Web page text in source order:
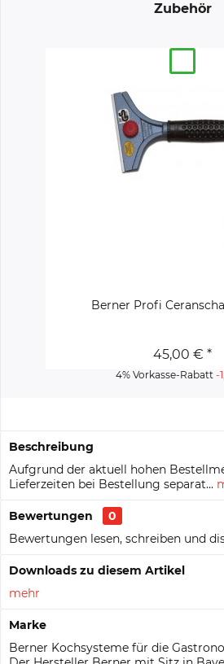
Zubehör
Berner Profi
45,00 € *
4% Vorkasse-Rabatt -
Beschreibung
Aufgrund der aktuell hohen
Lieferzeiten bei Bestellung separat...
Bewertungen
0
Bewertungen lesen, schreiben und
Downloads zu diesem Artikel
mehr
Marke
Berner Kochsysteme für die